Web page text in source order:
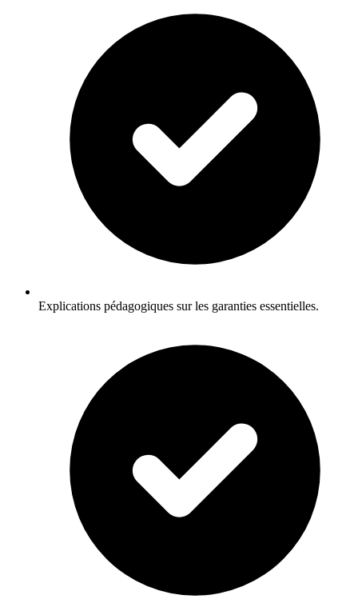
Explications pédagogiques sur les garanties essentielles.